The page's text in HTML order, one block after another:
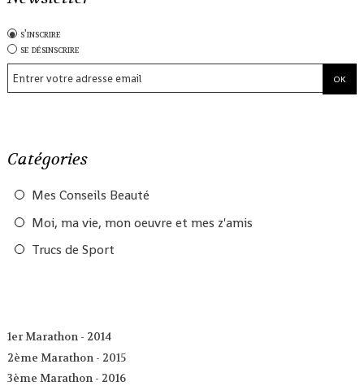
s'inscrire
se désinscrire
Catégories
Mes Conseils Beauté
Moi, ma vie, mon oeuvre et mes z'amis
Trucs de Sport
1er Marathon - 2014
2ème Marathon - 2015
3ème Marathon - 2016